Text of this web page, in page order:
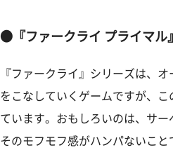
●『ファークライ プライマル』
『ファークライ』シリーズは、
をこなしていくゲームですが、
ています。おもしろいのは、サー
そのモフモフ感がハンパないこ